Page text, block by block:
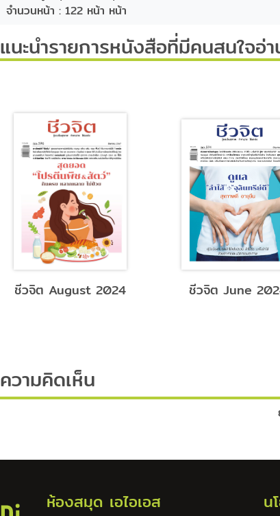
จำนวนหน้า :122 หน้า หน้า
แนะนำรายการหนังสือที่มีคนสนใจอ่
ชีวจิต August 2024 ชีวจิต June
ความคิดเห็น
ห้องสมุด เอไอเอส น